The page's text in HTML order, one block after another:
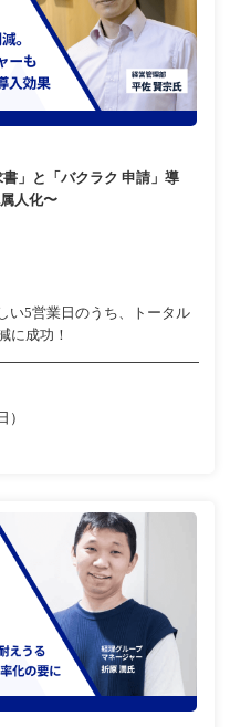
」と「バクラク 申請」導
人化〜
い5営業日のうち、トータル
に成功！
）